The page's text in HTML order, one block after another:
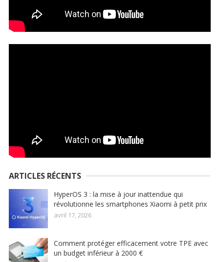
ARTICLES RÉCENTS
HyperOS 3 : la mise à jour inattendue qui
révolutionne les smartphones Xiaomi à petit prix
avril 17, 2026
Comment protéger efficacement votre TPE avec
un budget inférieur à 2000 €